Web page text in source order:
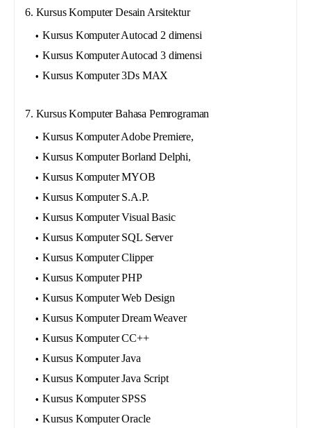
6. Kursus Komputer Desain Arsitektur
Kursus Komputer Autocad 2 dimensi
Kursus Komputer Autocad 3 dimensi
Kursus Komputer 3Ds MAX
7. Kursus Komputer Bahasa Pemrograman
Kursus Komputer Adobe Premiere,
Kursus Komputer Borland Delphi,
Kursus Komputer MYOB
Kursus Komputer S.A.P.
Kursus Komputer Visual Basic
Kursus Komputer SQL Server
Kursus Komputer Clipper
Kursus Komputer PHP
Kursus Komputer Web Design
Kursus Komputer Dream Weaver
Kursus Komputer CC++
Kursus Komputer Java
Kursus Komputer Java Script
Kursus Komputer SPSS
Kursus Komputer Oracle